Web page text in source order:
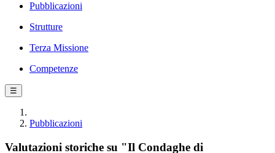
Pubblicazioni
Strutture
Terza Missione
Competenze
☰
Pubblicazioni
Valutazioni storiche su "Il Condaghe di